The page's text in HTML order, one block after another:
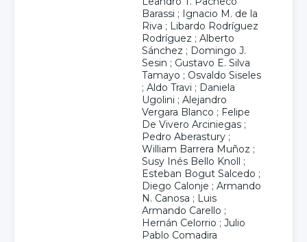
Barassi ; Ignacio M. de la
Riva ; Libardo Rodríguez
Rodríguez ; Alberto
Sánchez ; Domingo J.
Sesin ; Gustavo E. Silva
Tamayo ; Osvaldo Siseles
; Aldo Travi ; Daniela
Ugolini ; Alejandro
Vergara Blanco ; Felipe
De Vivero Arciniegas ;
Pedro Aberastury ;
William Barrera Muñoz ;
Susy Inés Bello Knoll ;
Esteban Bogut Salcedo ;
Diego Calonje ; Armando
N. Canosa ; Luis
Armando Carello ;
Hernán Celorrio ; Julio
Pablo Comadira